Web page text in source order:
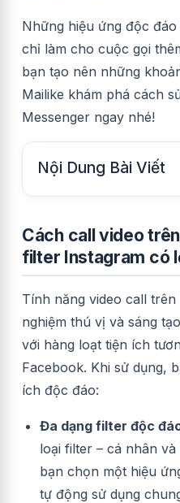
Những hiệu ứng độc
chỉ làm cho cuộc gọi
bạn tạo nên những
Mailike khám phá cách
Messenger ngay nhé!
Nội Dung Bài Viết
Cách call video
filter Instagram có
Tính năng video call
nghiệm thú vị và sáng
với hàng loạt tiện ích
Facebook. Khi sử dụng,
ích độc đáo:
Đa dạng filter độc
loại filter – cá nhân
bạn chọn một hiệu
tự động sử dụng